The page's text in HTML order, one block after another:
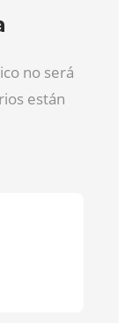
no será
están